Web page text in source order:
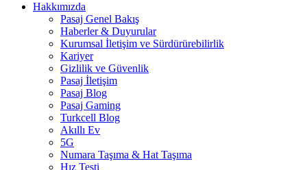
Hakkımızda
Pasaj Genel Bakış
Haberler & Duyurular
Kurumsal İletişim ve Sürdürürebilirlik
Kariyer
Gizlilik ve Güvenlik
Pasaj İletişim
Pasaj Blog
Pasaj Gaming
Turkcell Blog
Akıllı Ev
5G
Numara Taşıma & Hat Taşıma
Hız Testi